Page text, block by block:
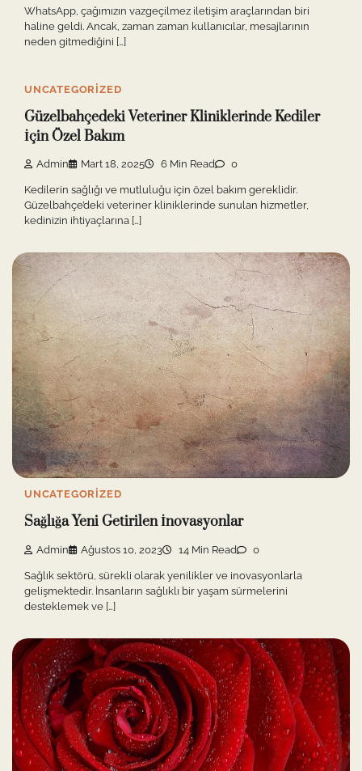
WhatsApp, çağımızın vazgeçilmez iletişim araçlarından biri
haline geldi. Ancak, zaman zaman kullanıcılar, mesajlarının
neden gitmediğini […]
UNCATEGORIZED
Güzelbahçedeki Veteriner Kliniklerinde Kediler
İçin Özel Bakım
Admin Mart 18, 2025 6 Min Read 0
Kedilerin sağlığı ve mutluluğu için özel bakım gereklidir.
Güzelbahçe’deki veteriner kliniklerinde sunulan hizmetler,
kedinizin ihtiyaçlarına […]
UNCATEGORIZED
Sağlığa Yeni Getirilen İnovasyonlar
Admin Ağustos 10, 2023 14 Min Read 0
Sağlık sektörü, sürekli olarak yenilikler ve inovasyonlarla
gelişmektedir. İnsanların sağlıklı bir yaşam sürmelerini
desteklemek ve […]